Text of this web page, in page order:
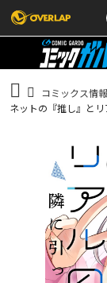
コミック
コミッククリエ
LiQulle
ラブパルフェ
その他
企業
会社概要
採用情報
アクセス
オーバーラ
コミックス情報
ネットの『推し』と